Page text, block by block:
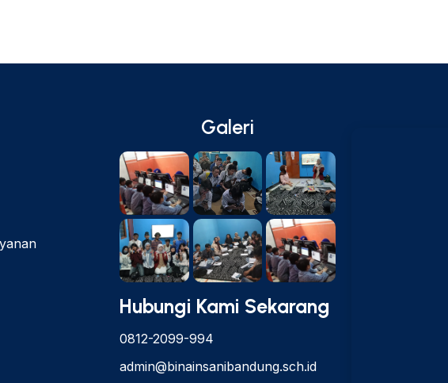
Galeri
Hubungi Kami Sekarang
0812-2099-994
admin@binainsanibandung.sch.id